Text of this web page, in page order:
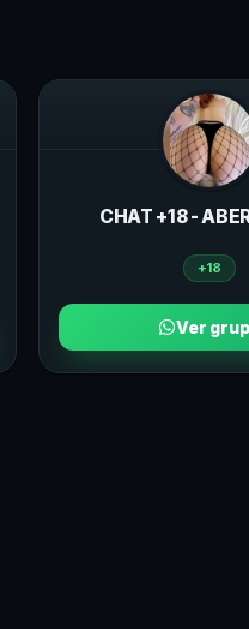
CHAT +18 -
+18
Ver